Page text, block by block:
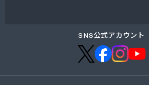
SNS公式アカウント